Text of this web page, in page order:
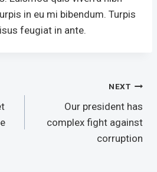
in eu mi bibendum. Turpis
feugiat in ante.
NEXT
Our president has
complex fight against
corruption